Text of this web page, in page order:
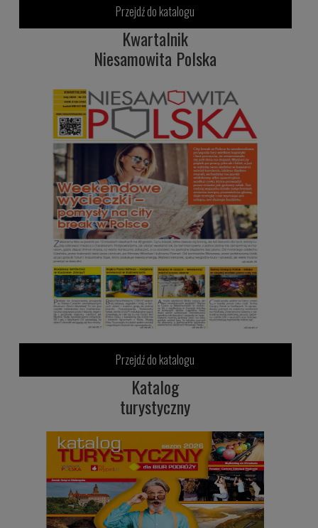
Przejdź do katalogu
Kwartalnik
Niesamowita Polska
Przejdź do katalogu
Katalog
turystyczny